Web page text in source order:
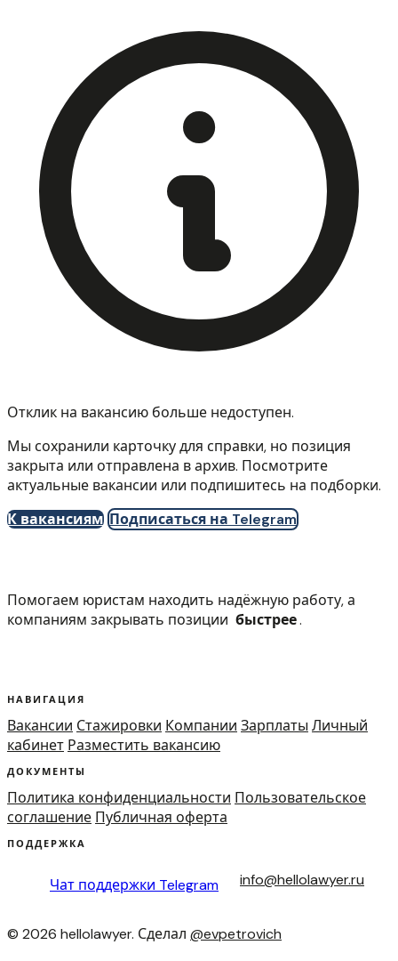
Отклик на вакансию больше недоступен.
Мы сохранили карточку для справки, но позиция
закрыта или отправлена в архив. Посмотрите
актуальные вакансии или подпишитесь на подборки.
К вакансиям Подписаться на Telegram
Помогаем юристам находить надёжную работу, а
компаниям закрывать позиции быстрее.
НАВИГАЦИЯ
Вакансии Стажировки Компании Зарплаты Личный
кабинет Разместить вакансию
ДОКУМЕНТЫ
Политика конфиденциальности Пользовательское
соглашение Публичная оферта
ПОДДЕРЖКА
Чат поддержки Telegram info@hellolawyer.ru
© 2026 hellolawyer. Сделал @evpetrovich